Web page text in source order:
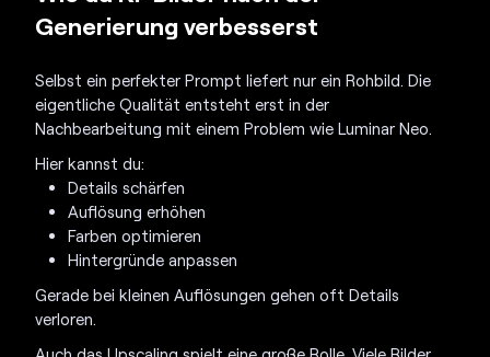
Generierung verbesserst
Selbst ein perfekter Prompt liefert nur ein Rohbild. Die
eigentliche Qualität entsteht erst in der
Nachbearbeitung mit einem Problem wie Luminar Neo.
Hier kannst du:
Details schärfen
Auflösung erhöhen
Farben optimieren
Hintergründe anpassen
Gerade bei kleinen Auflösungen gehen oft Details
verloren.